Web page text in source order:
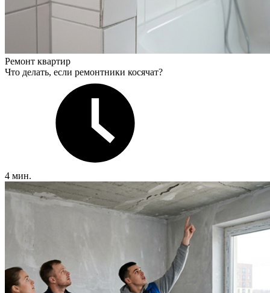
Ремонт квартир
Что делать, если ремонтники косячат?
4 мин.